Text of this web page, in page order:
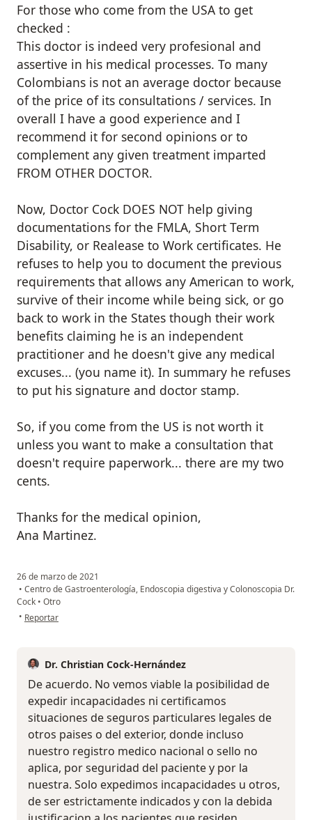
For those who come from the USA to get
checked :
This doctor is indeed very profesional and
assertive in his medical processes. To many
Colombians is not an average doctor because
of the price of its consultations / services. In
overall I have a good experience and I
recommend it for second opinions or to
complement any given treatment imparted
FROM OTHER DOCTOR.
Now, Doctor Cock DOES NOT help giving
documentations for the FMLA, Short Term
Disability, or Realease to Work certificates. He
refuses to help you to document the previous
requirements that allows any American to work,
survive of their income while being sick, or go
back to work in the States though their work
benefits claiming he is an independent
practitioner and he doesn't give any medical
excuses... (you name it). In summary he refuses
to put his signature and doctor stamp.
So, if you come from the US is not worth it
unless you want to make a consultation that
doesn't require paperwork... there are my two
cents.
Thanks for the medical opinion,
Ana Martinez.
26 de marzo de 2021
• Centro de Gastroenterología, Endoscopia digestiva y Colonoscopia Dr.
Cock • Otro
• en opinión del usuario Ana Martinez
Reportar
Dr. Christian Cock-Hernández
De acuerdo. No vemos viable la posibilidad de
expedir incapacidades ni certificamos
situaciones de seguros particulares legales de
otros paises o del exterior, donde incluso
nuestro registro medico nacional o sello no
aplica, por seguridad del paciente y por la
nuestra. Solo expedimos incapacidades u otros,
de ser estrictamente indicados y con la debida